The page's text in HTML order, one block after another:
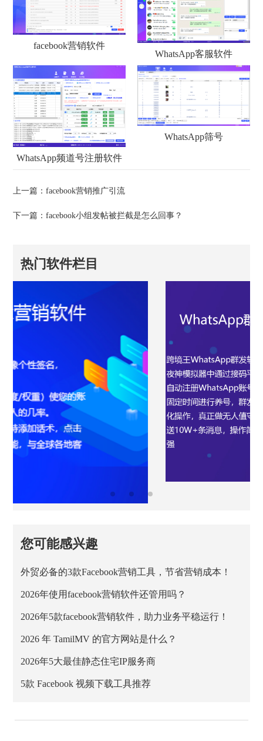
facebook营销软件
WhatsApp客服软件
WhatsApp频道号注册软件
WhatsApp筛号
上一篇：facebook营销推广引流
下一篇：facebook小组发帖被拦截是怎么回事？
热门软件栏目
您可能感兴趣
外贸必备的3款Facebook营销工具，节省营销成本！
2026年使用facebook营销软件还管用吗？
2026年5款facebook营销软件，助力业务平稳运行！
2026 年 TamilMV 的官方网站是什么？
2026年5大最佳静态住宅IP服务商
5款 Facebook 视频下载工具推荐